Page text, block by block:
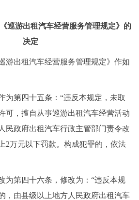
在线访谈 图说互动
FRANÇAIS РУССКИЙ ЯЗЫК
巡游出租汽车经营服务管理规定》的
决定
游出租汽车经营服务管理规定》作如
第四十五条：“违反本规定，未取
可，擅自从事巡游出租汽车经营活动
民政府出租汽车行政主管部门责令改
2万元以下罚款。构成犯罪的，依法
第四十六条，修改为：“违反本规
，由县级以上地方人民政府出租汽车